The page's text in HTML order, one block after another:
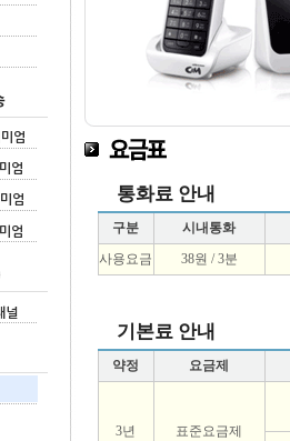
통화료 안내
구분
시내통화
사용요금
38원 / 3분
기본료 안내
약정 요금제
3년 표준요금제